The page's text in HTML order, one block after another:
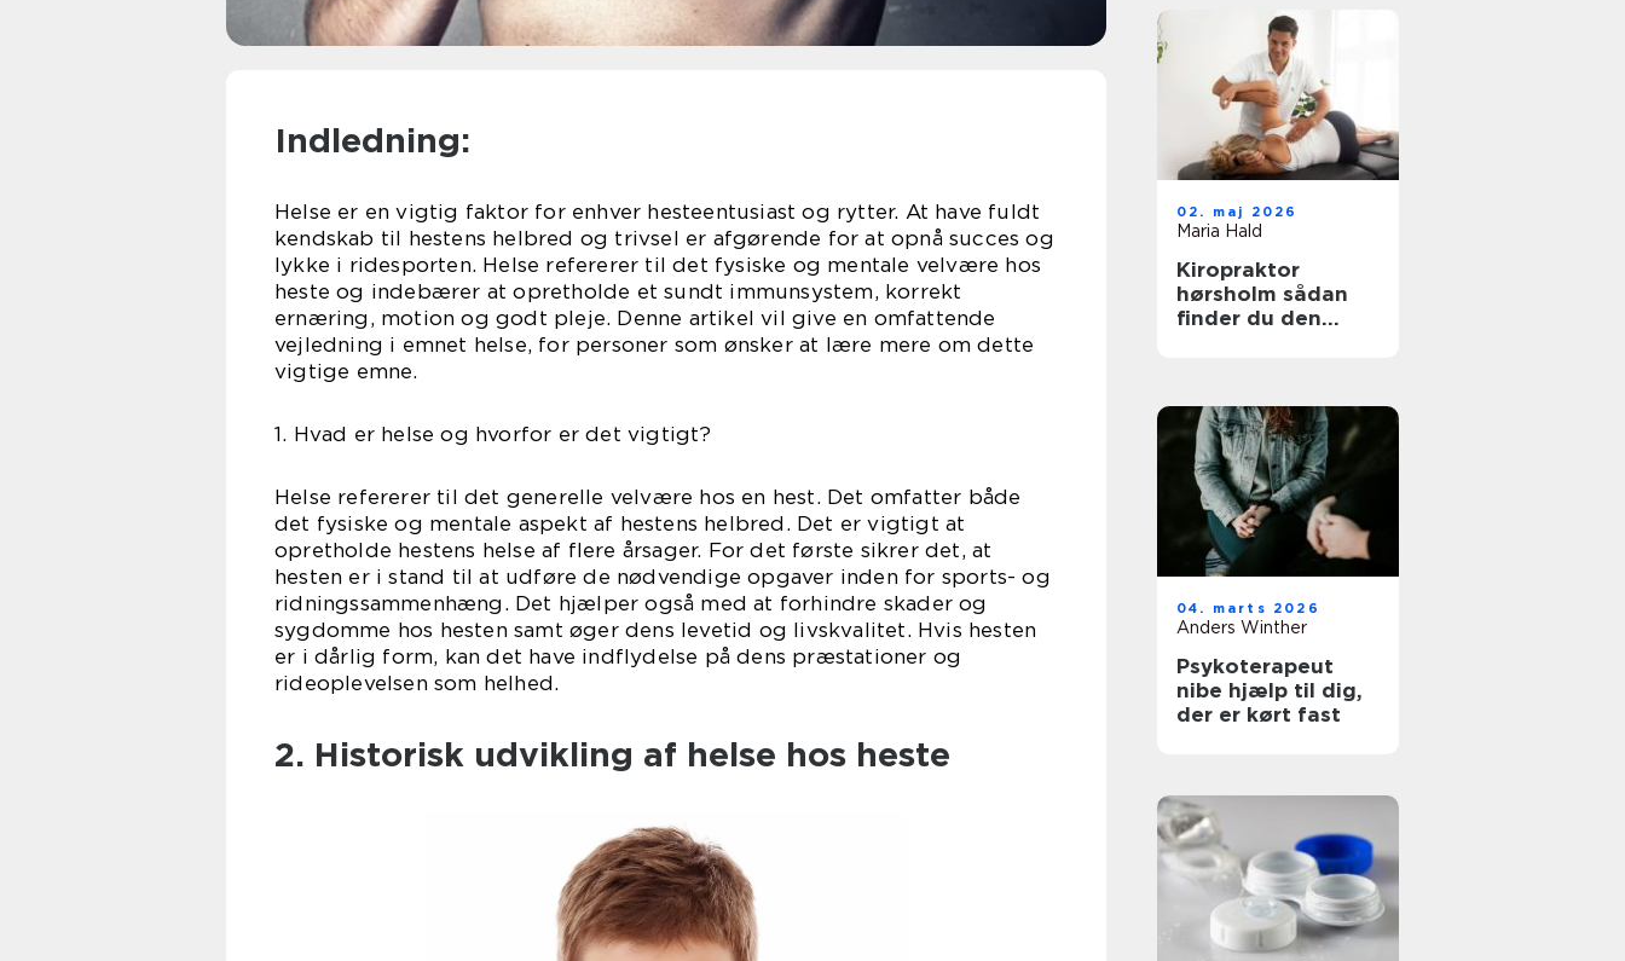
Indledning:
Helse er en vigtig faktor for enhver hesteentusiast og rytter. At have fuldt
kendskab til hestens helbred og trivsel er afgørende for at opnå succes og
lykke i ridesporten. Helse refererer til det fysiske og mentale velvære hos
heste og indebærer at opretholde et sundt immunsystem, korrekt
ernæring, motion og godt pleje. Denne artikel vil give en omfattende
vejledning i emnet helse, for personer som ønsker at lære mere om dette
vigtige emne.
1. Hvad er helse og hvorfor er det vigtigt?
Helse refererer til det generelle velvære hos en hest. Det omfatter både
det fysiske og mentale aspekt af hestens helbred. Det er vigtigt at
opretholde hestens helse af flere årsager. For det første sikrer det, at
hesten er i stand til at udføre de nødvendige opgaver inden for sports- og
ridningssammenhæng. Det hjælper også med at forhindre skader og
sygdomme hos hesten samt øger dens levetid og livskvalitet. Hvis hesten
er i dårlig form, kan det have indflydelse på dens præstationer og
rideoplevelsen som helhed.
2. Historisk udvikling af helse hos heste
02. maj 2026
Maria Hald
Kiropraktor
hørsholm sådan
finder du den
04. marts 2026
Anders Winther
Psykoterapeut
nibe hjælp til dig,
der er kørt fast